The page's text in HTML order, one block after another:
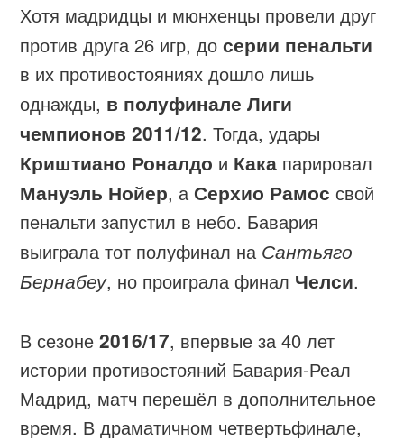
Хотя мадридцы и мюнхенцы провели друг
против друга 26 игр, досерии пенальти
в их противостояниях дошло лишь
однажды, в полуфинале Лиги
чемпионов 2011/12. Тогда, удары
Криштиано Роналдо и Кака парировал
Мануэль Нойер, а Серхио Рамос свой
пенальти запустил в небо. Бавария
выиграла тот полуфинал на Сантьяго
Бернабеу, но проиграла финал Челси.
В сезоне2016/17, впервые за 40 лет
истории противостояний Бавария-Реал
Мадрид, матч перешёл в дополнительное
время. В драматичном четвертьфинале,